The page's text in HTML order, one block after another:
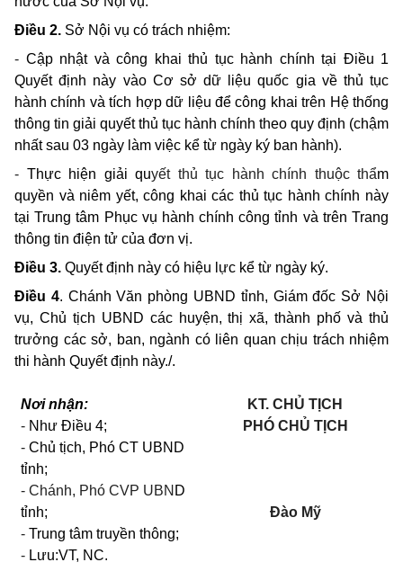
Điều 2. Sở Nội vụ có trách nhiệm:
- Cập nhật và công khai thủ tục hành chính tại Điều 1
Quyết định này vào Cơ sở dữ liệu quốc gia về thủ tục
hành chính và tích hợp dữ liệu để công khai trên Hệ thống
thông tin giải quyết thủ tục hành chính theo quy định (chậm
nhất sau 03 ngày làm việc kể từ ngày ký ban hành).
- Thực hiện giải quyết thủ tục hành chính thuộc thẩm
quyền và niêm yết, công khai các thủ tục hành chính này
tại Trung tâm Phục vụ hành chính công tỉnh và trên Trang
thông tin điện tử của đơn vị.
Điều 3. Quyết định này có hiệu lực kể từ ngày ký.
Điều 4. Chánh Văn phòng UBND tỉnh, Giám đốc Sở Nội
vụ, Chủ tịch UBND các huyện, thị xã, thành phố và thủ
trưởng các sở, ban, ngành có liên quan chịu trách nhiệm
thi hành Quyết định này./.
Nơi nhận:
- Như Điều 4;
-Chủ tịch, Phó CT UBND
tỉnh;
-Chánh, Phó CVP UBN D
tỉnh;
-Trung tâm truyền thông;
- Lưu:VT, NC.
KT. CHỦ TỊCH
PHÓ CHỦ TỊCH
Đào Mỹ